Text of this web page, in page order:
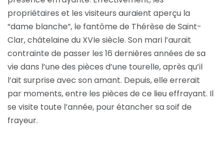
propriétaires et les visiteurs auraient aperçu la
“dame blanche”, le fantôme de Thérèse de Saint-
Clar, châtelaine du XVIe siècle. Son mari l’aurait
contrainte de passer les 16 dernières années de sa
vie dans l’une des pièces d’une tourelle, après qu’il
l’ait surprise avec son amant. Depuis, elle errerait
par moments, entre les pièces de ce lieu effrayant. Il
se visite toute l’année, pour étancher sa soif de
frayeur.